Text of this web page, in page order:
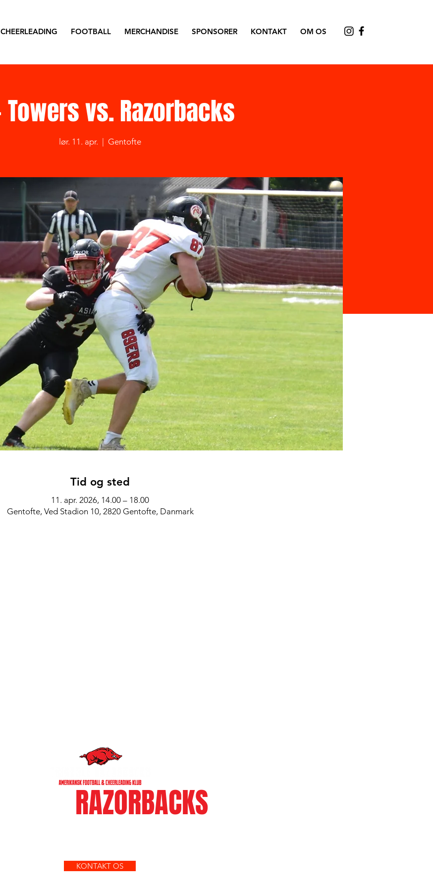
CHEERLEADING FOOTBALL MERCHANDISE SPONSORER KONTAKT OM OS
Towers vs. Razorbacks
lør. 11. apr. Gentofte
Tid og sted
11. apr. 2026, 14.00 – 18.00
Gentofte, Ved Stadion 10, 2820 Gentofte, Danmark
RAZORBACKS
KONTAKT OS